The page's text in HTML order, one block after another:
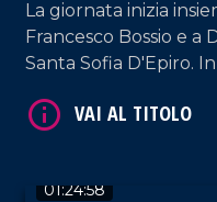
La giornata inizia
Francesco Bossio e a
Santa Sofia D'Epiro.
d'orchestra di
01:24:58
VAI AL TITOLO